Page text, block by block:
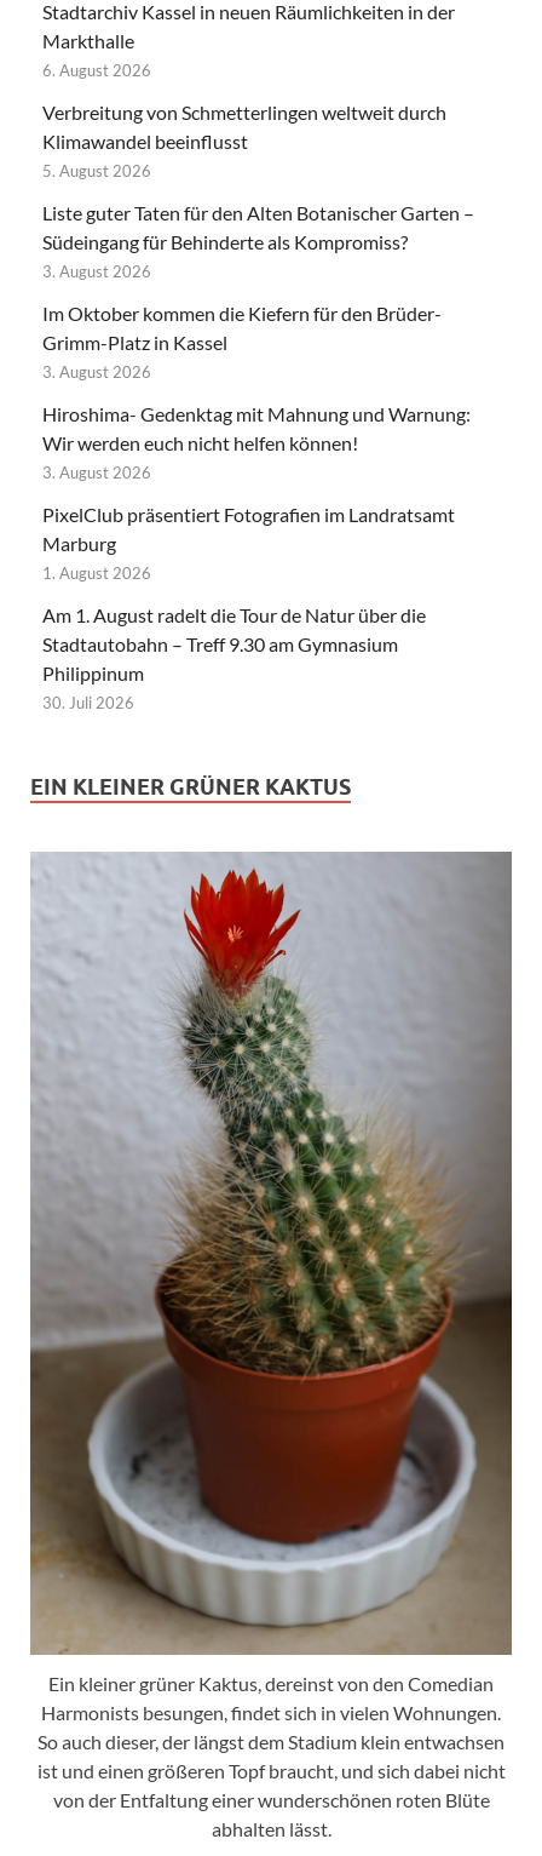
Stadtarchiv Kassel in neuen Räumlichkeiten in der
Markthalle
6. August 2026
Verbreitung von Schmetterlingen weltweit durch
Klimawandel beeinflusst
5. August 2026
Liste guter Taten für den Alten Botanischer Garten –
Südeingang für Behinderte als Kompromiss?
3. August 2026
Im Oktober kommen die Kiefern für den Brüder-
Grimm-Platz in Kassel
3. August 2026
Hiroshima- Gedenktag mit Mahnung und Warnung:
Wir werden euch nicht helfen können!
3. August 2026
PixelClub präsentiert Fotografien im Landratsamt
Marburg
1. August 2026
Am 1. August radelt die Tour de Natur über die
Stadtautobahn – Treff 9.30 am Gymnasium
Philippinum
30. Juli 2026
EIN KLEINER GRÜNER KAKTUS
Ein kleiner grüner Kaktus, dereinst von den Comedian
Harmonists besungen, findet sich in vielen Wohnungen.
So auch dieser, der längst dem Stadium klein entwachsen
ist und einen größeren Topf braucht, und sich dabei nicht
von der Entfaltung einer wunderschönen roten Blüte
abhalten lässt.